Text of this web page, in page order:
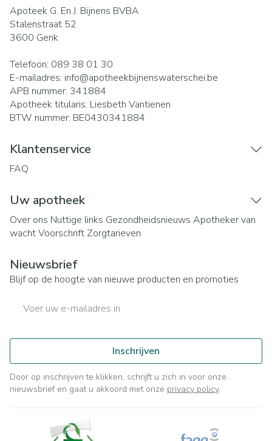
Apoteek G. En J. Bijnens BVBA
Stalenstraat 52
3600 Genk
Telefoon: 089 38 01 30
E-mailadres: info@apotheekbijnenswaterschei.be
APB nummer: 341884
Apotheek titularis: Liesbeth Vantienen
BTW nummer: BE0430341884
Klantenservice
FAQ
Uw apotheek
Over ons Nuttige links Gezondheidsnieuws Apotheker van
wachtVoorschrift Zorgtarieven
Nieuwsbrief
Blijf op de hoogte van nieuwe producten en promoties
Inschrijven
Door op inschrijven te klikken, schrijft u zich in voor onze
nieuwsbrief en gaat u akkoord met onze privacy policy.